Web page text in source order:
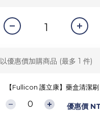
以優惠價加購商品 (最多 1 件)
【Fullicon 護立康】藥盒清潔刷
優惠價